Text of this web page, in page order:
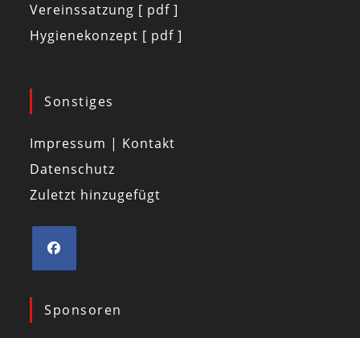
Vereinssatzung [ pdf ]
Hygienekonzept [ pdf ]
Sonstiges
Impressum | Kontakt
Datenschutz
Zuletzt hinzugefügt
Sponsoren